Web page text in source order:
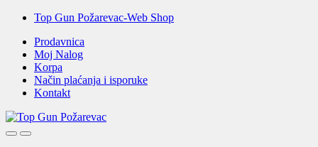
Skip
navigation
Skip
content
Top Gun Požarevac-Web Shop
Prodavnica
Moj Nalog
Korpa
Način plaćanja i isporuke
Kontakt
OpenClose